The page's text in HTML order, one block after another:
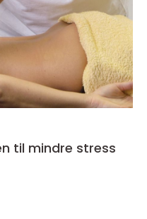
til mindre stress